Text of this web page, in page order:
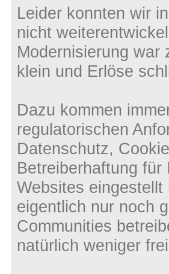
Leider konnten wir
nicht
Modernisierung
klein und Erlöse
Dazu kommen
regulatorischen
Datenschutz,
Betreiberhaftung
Websites
eigentlich nur noch
Communities
natürlich weniger